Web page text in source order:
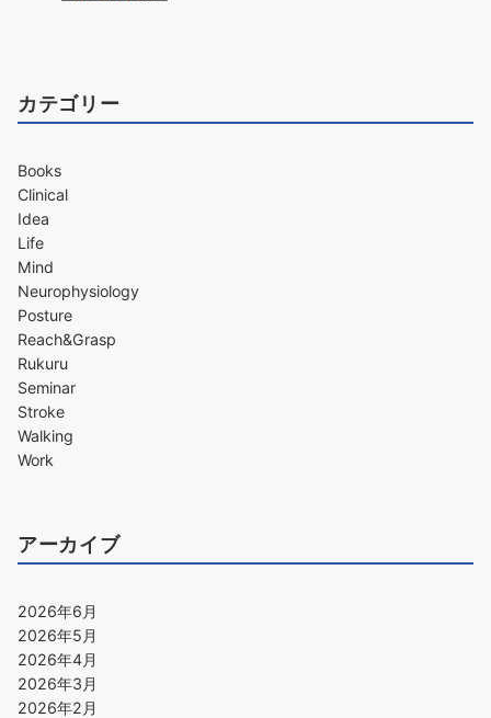
カテゴリー
Books
Clinical
Idea
Life
Mind
Neurophysiology
Posture
Reach&Grasp
Rukuru
Seminar
Stroke
Walking
Work
アーカイブ
2026年6月
2026年5月
2026年4月
2026年3月
2026年2月